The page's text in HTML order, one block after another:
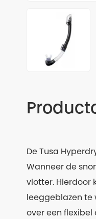
De Tusa
Wanneer de
vlotter. Hierdoor
leeggeblazen te
over een